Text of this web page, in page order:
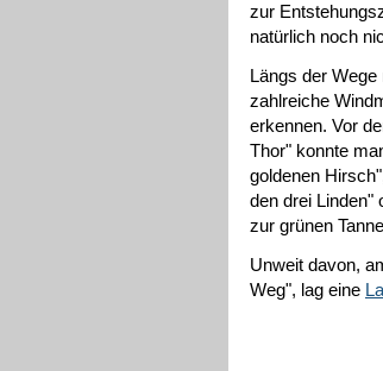
zur
natürlich noch
Längs der
zahlreiche
erkennen. Vor
Thor" konnte
goldenen
den drei Linden"
zur grünen
Unweit davon,
Weg", lag eine